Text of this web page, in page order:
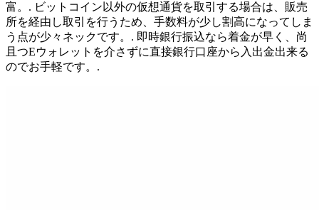
富。. ビットコイン以外の仮想通貨を取引する場合は、販売
所を経由し取引を行うため、手数料が少し割高になってしま
う点が少々ネックです。. 即時銀行振込なら着金が早く、尚
且つEウォレットを介さずに直接銀行口座から入出金出来る
のでお手軽です。.